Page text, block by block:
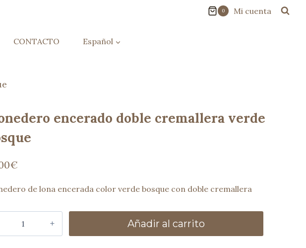
0 Mi cuenta
CONTACTO Español
encerado doble cremallera verde
€
de lona encerada color verde bosque con doble cremallera
Añadir al carrito